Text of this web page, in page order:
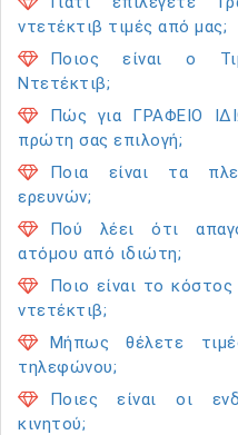
ντετέκτιβ τιμές από μας;
Ποιος είναι ο
Ντετέκτιβ;
Πώς για ΓΡΑΦΕΙΟ
πρώτη σας επιλογή;
Ποια είναι τα
ερευνών;
Πού λέει ότι
ατόμου από ιδιώτη;
Ποιο είναι το κόστος
ντετέκτιβ;
Μήπως θέλετε
τηλεφώνου;
Ποιες είναι οι
κινητού;